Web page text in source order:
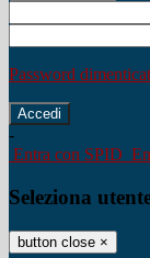
Password
-
Entra con SPID
Seleziona
button close ×